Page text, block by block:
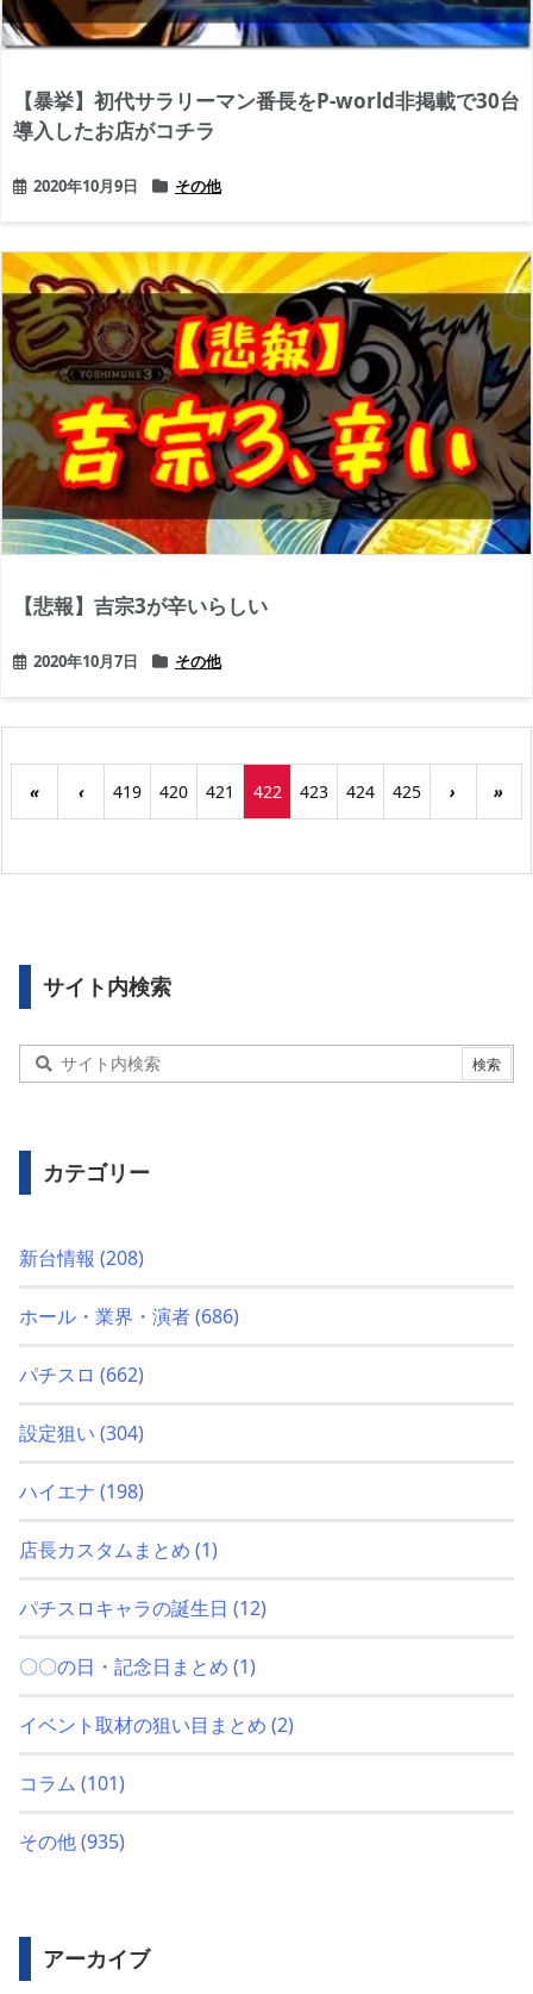
【暴挙】初代サラリーマン番長をP-world非掲載で30台
導入したお店がコチラ
2020年10月9日 その他
【悲報】吉宗3が辛いらしい
2020年10月7日 その他
« ‹ 419 420 421 422 423 424 425 › »
サイト内検索
カテゴリー
新台情報 (208)
ホール・業界・演者(686)
パチスロ (662)
設定狙い (304)
ハイエナ (198)
店長カスタムまとめ (1)
パチスロキャラの誕生日 (12)
〇〇の日・記念日まとめ (1)
イベント取材の狙い目まとめ (2)
コラム (101)
その他(935)
アーカイブ